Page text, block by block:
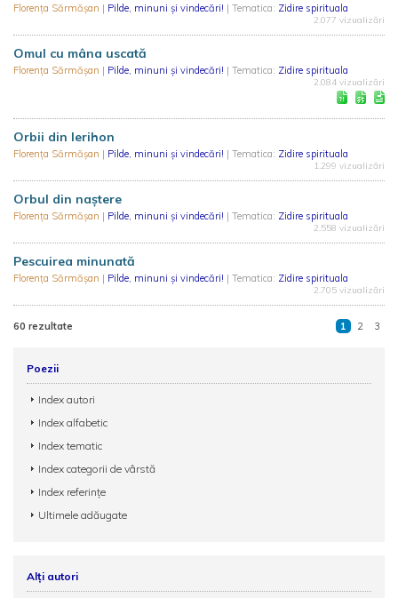
Florența Sărmășan | Pilde, minuni și vindecări! | Tematica: Zidire spirituala
2.077 vizualizări
Omul cu mâna uscată
Florența Sărmășan | Pilde, minuni și vindecări! | Tematica: Zidire spirituala
2.084 vizualizări
Orbii din Ierihon
Florența Sărmășan | Pilde, minuni și vindecări! | Tematica: Zidire spirituala
1.299 vizualizări
Orbul din naştere
Florența Sărmășan | Pilde, minuni și vindecări! | Tematica: Zidire spirituala
2.558 vizualizări
Pescuirea minunată
Florența Sărmășan | Pilde, minuni și vindecări! | Tematica: Zidire spirituala
2.705 vizualizări
60 rezultate 1 2 3
Poezii
Index autori
Index alfabetic
Index tematic
Index categorii de vârstă
Index referințe
Ultimele adăugate
Alți autori